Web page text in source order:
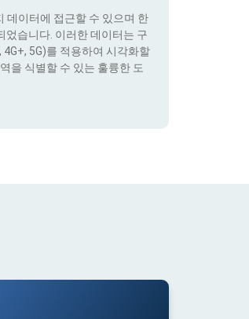
데이터에 접근할 수 있으며 한
습니다. 이러한 데이터는 구
5G)를 적용하여 시각화할
을 식별할 수 있는 훌륭한 도